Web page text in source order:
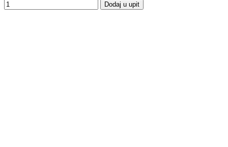
Dodaj u upit